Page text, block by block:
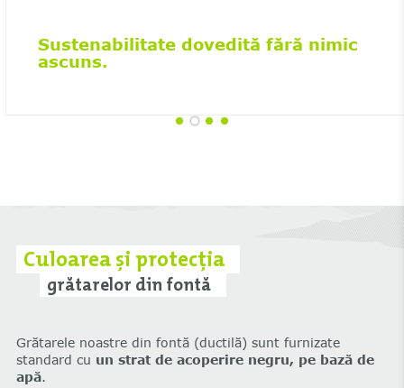
Sustenabilitate dovedită fără nimic
ascuns.
Culoarea și protecția
grătarelor din fontă
Grătarele noastre din fontă (ductilă) sunt furnizate
standard cu un strat de acoperire negru, pe bază de
apă.